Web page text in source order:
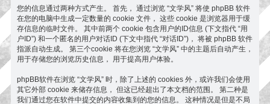
您的信息通过两种方式产生。 首先， 通过浏览 “文学风” 将使 phpBB 软件
在您的电脑中生成一定数量的 cookie 文件， 这些 cookie 是浏览器用于缓
存信息的临时文件。 其中前两个 cookie 包含用户的ID信息 (下文指代 “用
户ID”) 和一个匿名的用户对话ID (下文中指代 “对话ID”)， 将被 phpBB 软件
指派自动生成。 第三个cookie 将在您浏览 “文学风” 中的主题后自动产生，
用于存储您的浏览历史信息， 用于提高用户体验。
phpBB软件在浏览 “文学风” 时，除了上述的 cookies 外，或许我们会使用
其它外部 cookie 来储存信息， 但这已经超出了本文档的范围。 第二种是
我们通过您在软件中提交的内容收集到的您的信息。 这种情况是但是不局